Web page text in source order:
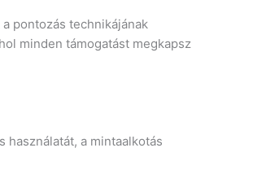
pontozás technikájának
minden támogatást megkapsz
a mintaalkotás